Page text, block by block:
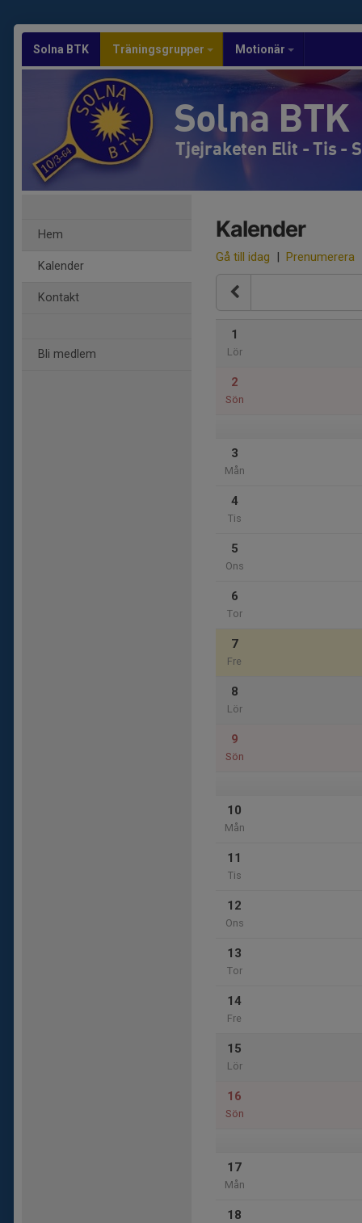
Solna BTK Träningsgrupper Motionär
Solna BTK
Tjejraketen Elit - Tis -
Hem
Kalender
Kontakt
Bli medlem
Kalender
Gå till idag | Prenumerera
1
Lör
2
Sön
3
Mån
4
Tis
5
Ons
6
Tor
7
Fre
8
Lör
9
Sön
10
Mån
11
Tis
12
Ons
13
Tor
14
Fre
15
Lör
16
Sön
17
Mån
18